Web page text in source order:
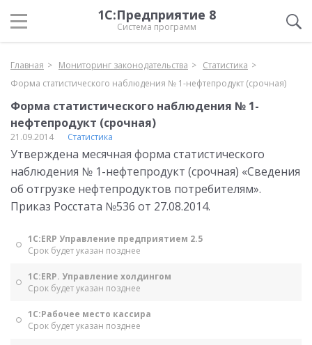
1С:Предприятие 8
Система программ
Главная Мониторинг законодательства
Статистика
Форма статистического наблюдения № 1-нефтепродукт (срочная)
Форма статистического наблюдения № 1-
нефтепродукт (срочная)
21.09.2014 Статистика
Утверждена месячная форма статистического
наблюдения № 1-нефтепродукт (срочная) «Сведения
об отгрузке нефтепродуктов потребителям».
Приказ Росстата №536 от 27.08.2014.
1С:ERP Управление предприятием 2.5
Срок будет указан позднее
1С:ERP. Управление холдингом
Срок будет указан позднее
1С:Рабочее место кассира
Срок будет указан позднее